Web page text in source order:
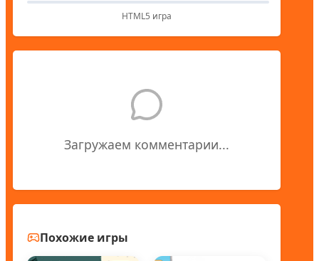
HTML5 игра
Загружаем комментарии...
Похожие игры